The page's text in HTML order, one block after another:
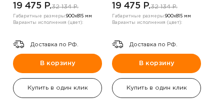
19 475 P.32 134 P.
Габаритные размеры:900х815 мм
Варианты исполнения (цвет):
Доставка по РФ.
В корзину
Купить в один клик
19 475 P.32 134 P.
Габаритные размеры:900х815 мм
Варианты исполнения (цвет):
Доставка по РФ.
В корзину
Купить в один клик